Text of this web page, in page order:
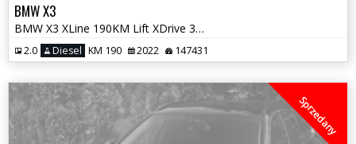
BMW X3
BMW X3 XLine 190KM Lift XDrive 360Kamery FULL LED Hak wysuwany Śliczna
2.0 Diesel KM 190 2022 147431
Sprzedany